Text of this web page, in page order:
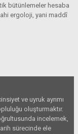
bütünlemeler hesaba
ergoloji, yani maddî
ve uyruk ayrımı
oluşturmaktır.
incelemek,
sürecinde ele